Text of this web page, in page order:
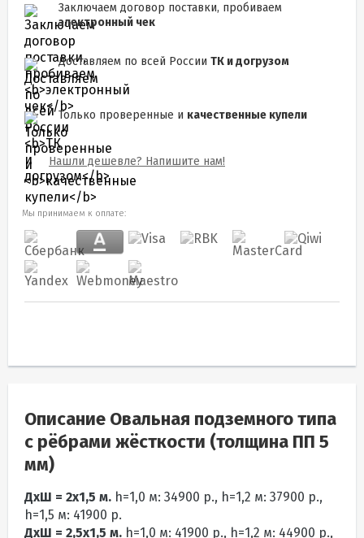
Заключаем договор поставки, пробиваем
электронный чек
Доставляем по всей России ТК и догрузом
Только проверенные и качественные купели
Нашли дешевле? Напишите нам!
Мы принимаем к оплате:
Описание Овальная подземного типа
с рёбрами жёсткости (толщина ПП 5
мм)
ДхШ = 2х1,5 м. h=1,0 м: 34900 р., h=1,2 м: 37900 р.,
h=1,5 м: 41900 р.
ДхШ = 2,5х1,5 м. h=1,0 м: 41900 р., h=1,2 м: 44900 р.,